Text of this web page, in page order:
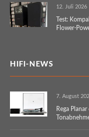
12. Juli 2026
Test:
Flower-
HIFI-NEWS
7. August
Rega